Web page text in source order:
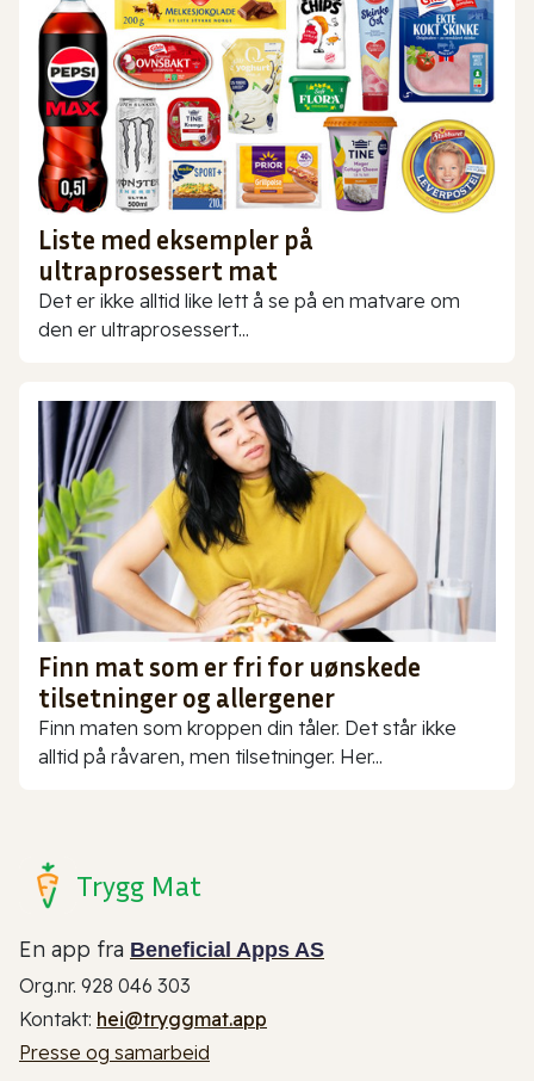
Liste med eksempler på
ultraprosessert mat
Det er ikke alltid like lett å se på en matvare om
den er ultraprosessert...
Finn mat som er fri for uønskede
tilsetninger og allergener
Finn maten som kroppen din tåler. Det står ikke
alltid på råvaren, men tilsetninger. Her...
Trygg Mat
En app fra Beneficial Apps AS
Org.nr. 928 046 303
Kontakt: hei@tryggmat.app
Presse og samarbeid